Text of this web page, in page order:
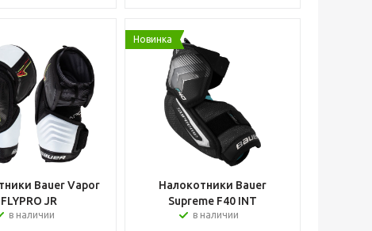
Bauer Vapor
FLYPRO JR
в наличии
Новинка
Налокотники Bauer
Supreme F40 INT
в наличии